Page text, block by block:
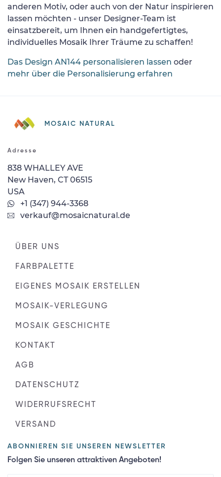
anderen Motiv, oder auch von der Natur inspirieren
lassen möchten - unser Designer-Team ist
einsatzbereit, um Ihnen ein handgefertigtes,
individuelles Mosaik Ihrer Träume zu schaffen!
Das Design AN144 personalisieren lassen oder
mehr über die Personalisierung erfahren
MOSAIC NATURAL
Adresse
838 WHALLEY AVE
New Haven, CT 06515
USA
+1 (347) 944-3368
verkauf@mosaicnatural.de
ÜBER UNS
FARBPALETTE
EIGENES MOSAIK ERSTELLEN
MOSAIK-VERLEGUNG
MOSAIK GESCHICHTE
KONTAKT
AGB
DATENSCHUTZ
WIDERRUFSRECHT
VERSAND
ABONNIEREN SIE UNSEREN NEWSLETTER
Folgen Sie unseren attraktiven Angeboten!